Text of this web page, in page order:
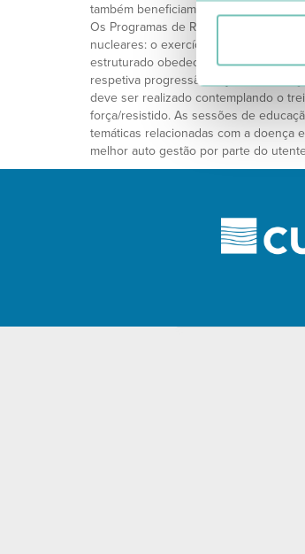
também beneficiam do exercício físico.
Os Programas de Reabilitação
nucleares: o exercício físico
estruturado obedece a uma avaliação
respetiva progressão, cuja
deve ser realizado contemplando o
força/resistido. As sessões de
temáticas relacionadas com a doença
melhor auto gestão por parte do